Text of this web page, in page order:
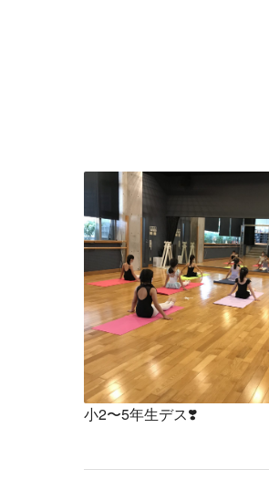
小2〜5年生デス❣️